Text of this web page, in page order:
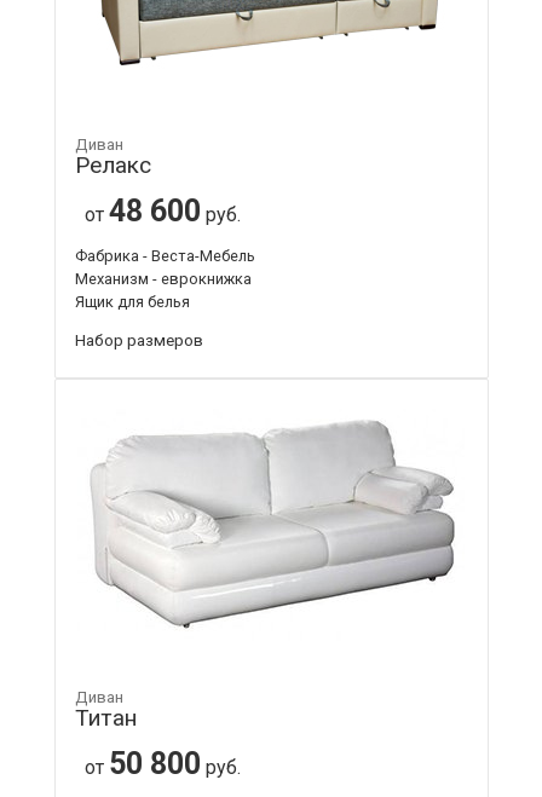
Диван
Релакс
от 48 600 руб.
Фабрика - Веста-Мебель
Механизм - еврокнижка
Ящик для белья
Набор размеров
Диван
Титан
от 50 800 руб.